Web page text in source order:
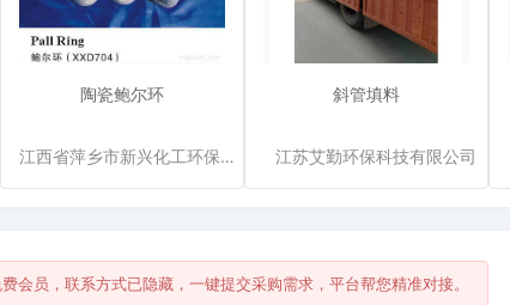
陶瓷鲍尔环
江西省萍乡市新兴化工环保填料厂
斜管填料
江苏艾勤环保科技有限公司
会员，联系方式已隐藏，一键提交采购需求，平台帮您精准对接。